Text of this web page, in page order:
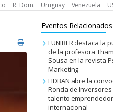
R. Dom. Uruguay Venezuela
Eventos Relacionados
FUNIBER destaca la
de la profesora
Sousa en la revista
Marketing
FIDBAN abre la
Ronda de Inversores
talento
internacional